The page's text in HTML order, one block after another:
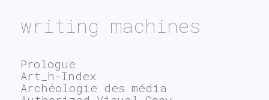
writing machines
Prologue
Art_h-Index
Archéologie des média